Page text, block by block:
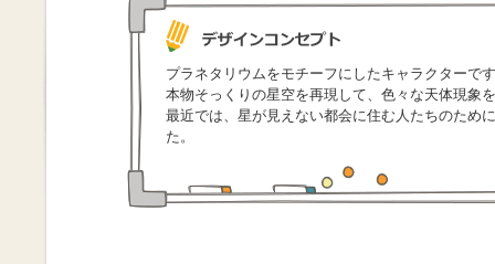
プラネタリウムをモチーフにしたキャラクターで
本物そっくりの星空を再現して、色々な天体現象
最近では、星が見えない都会に住む人たちのため
た。